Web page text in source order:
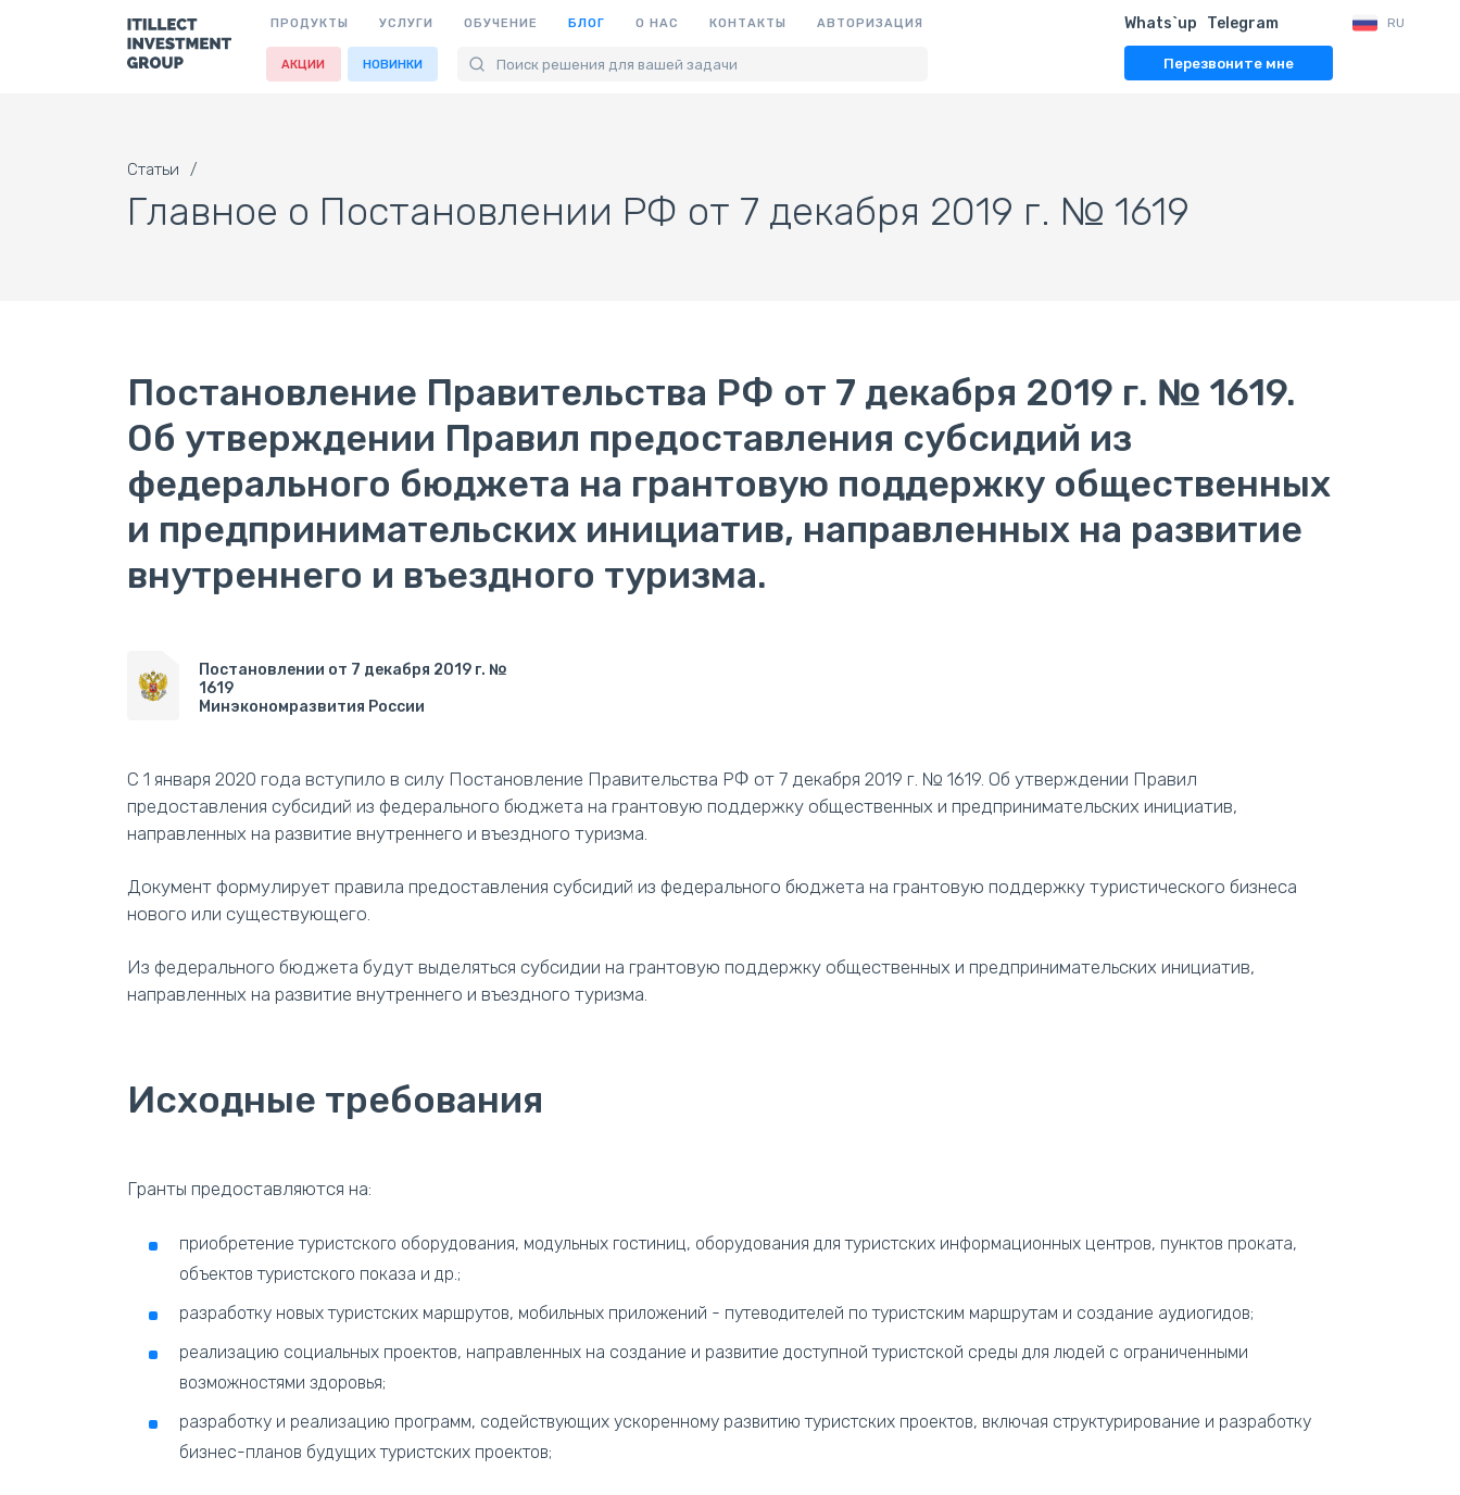
ПРОДУКТЫ УСЛУГИ ОБУЧЕНИЕ БЛОГ О НАС КОНТАКТЫ АВТОРИЗАЦИЯ
АКЦИИ НОВИНКИ Поиск решения для вашей задачи
Whats`up Telegram
Перезвоните мне
RU
Статьи
Главное о Постановлении РФ от 7 декабря 2019 г. № 1619
Постановление Правительства РФ от 7 декабря 2019 г. № 1619.
Об утверждении Правил предоставления субсидий из
федерального бюджета на грантовую поддержку общественных
и предпринимательских инициатив, направленных на развитие
внутреннего и въездного туризма.
Постановлении от 7 декабря 2019 г. №
1619
Минэкономразвития России
С 1 января 2020 года вступило в силу Постановление Правительства РФ от 7 декабря 2019 г. № 1619. Об утверждении Правил
предоставления субсидий из федерального бюджета на грантовую поддержку общественных и предпринимательских инициатив,
направленных на развитие внутреннего и въездного туризма.
Документ формулирует правила предоставления субсидий из федерального бюджета на грантовую поддержку туристического бизнеса
нового или существующего.
Из федерального бюджета будут выделяться субсидии на грантовую поддержку общественных и предпринимательских инициатив,
направленных на развитие внутреннего и въездного туризма.
Исходные требования
Гранты предоставляются на:
приобретение туристского оборудования, модульных гостиниц, оборудования для туристских информационных центров, пунктов проката,
объектов туристского показа и др.;
разработку новых туристских маршрутов, мобильных приложений - путеводителей по туристским маршрутам и создание аудиогидов;
реализацию социальных проектов, направленных на создание и развитие доступной туристской среды для людей с ограниченными
возможностями здоровья;
разработку и реализацию программ, содействующих ускоренному развитию туристских проектов, включая структурирование и разработку
бизнес-планов будущих туристских проектов;